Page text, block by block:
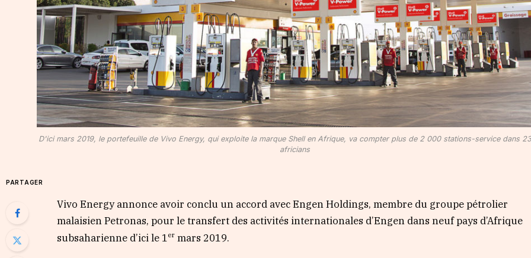
D'ici mars 2019, le portefeuille de Vivo Energy, qui exploite la marque Shell en Afrique, va compter plus de 2 000 stations-service dans
africians
PARTAGER
Vivo Energy annonce avoir conclu un accord avec Engen Holdings, membre du groupe pétrolier
malaisien Petronas, pour le transfert des activités internationales d’Engen dans neuf pays d’Afrique
subsaharienne d’ici le 1er mars 2019.